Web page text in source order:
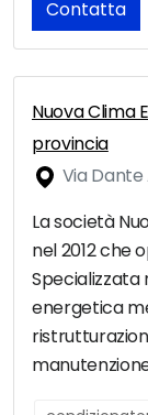
Contatta
Nuova Clima
provincia
Via
La società
nel 2012 che
Specializzata
energetica